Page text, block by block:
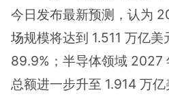
今日发布最新预测，认为
场规模将达到 1.511 万亿
89.9%；半导体领域 2027
总额进一步升至 1.914 万亿